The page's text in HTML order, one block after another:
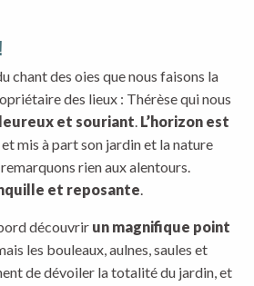
chant des oies que nous faisons la
des lieux : Thérèse qui nous
et souriant. L’horizon est
et mis à part son jardin et la nature
rien aux alentours.
et reposante.
découvrir un magnifique point
les bouleaux, aulnes, saules et
de dévoiler la totalité du jardin, et